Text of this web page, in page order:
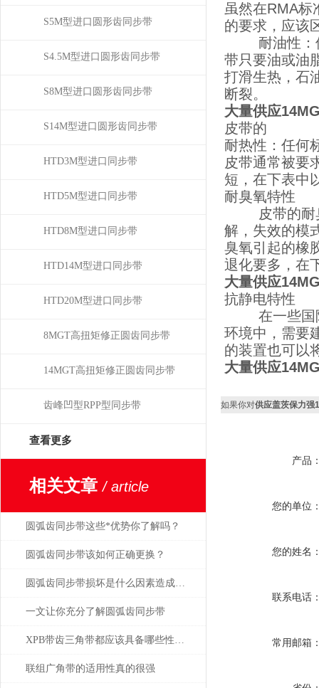
S5M型进口圆形齿同步带
S4.5M型进口圆形齿同步带
S8M型进口圆形齿同步带
S14M型进口圆形齿同步带
HTD3M型进口同步带
HTD5M型进口同步带
HTD8M型进口同步带
HTD14M型进口同步带
HTD20M型进口同步带
8MGT高扭矩修正圆齿同步带
14MGT高扭矩修正圆齿同步带
齿峰凹型RPP型同步带
查看更多
相关文章/ article
圆弧齿同步带这些*优势你了解吗？
圆弧齿同步带该如何正确更换？
圆弧齿同步带损坏是什么因素造成的？
一文让你充分了解圆弧齿同步带
XPB带齿三角带都应该具备哪些性能？
联组广角带的适用性真的很强
虽然在RMA标
的要求，应该
耐油性：偶
带只要油或油
打滑生热，石
断裂。
大量供应
皮带的
耐热性：任何
皮带通常被要
短，在下表中
耐臭氧特性
皮带的耐臭
解，失效的模
臭氧引起的橡
退化要多，在
大量供应
抗静电特性
在一些国际
环境中，需要
的装置也可以
大量供应
如果你对供应盖茨保力强
产品
您的单位
您的姓名
联系电话
常用邮箱